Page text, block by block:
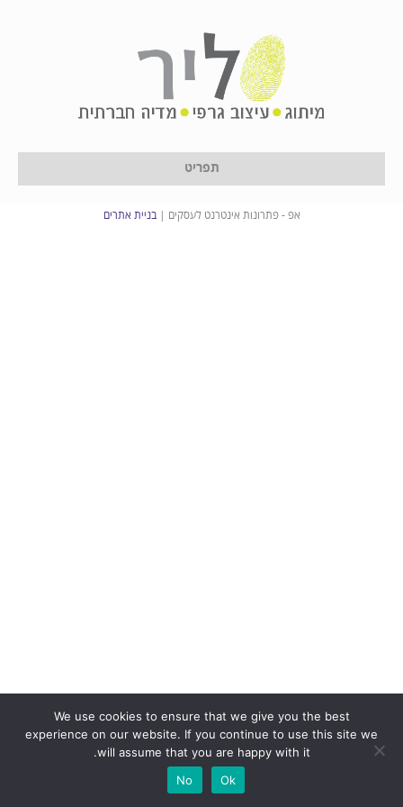
תפריט
אפ - פתרונות אינטרנט לעסקים |בניית אתרים
We use cookies to ensure that we give you the best
experience on our website. If you continue to use this site we
will assume that you are happy with it.
Ok
No